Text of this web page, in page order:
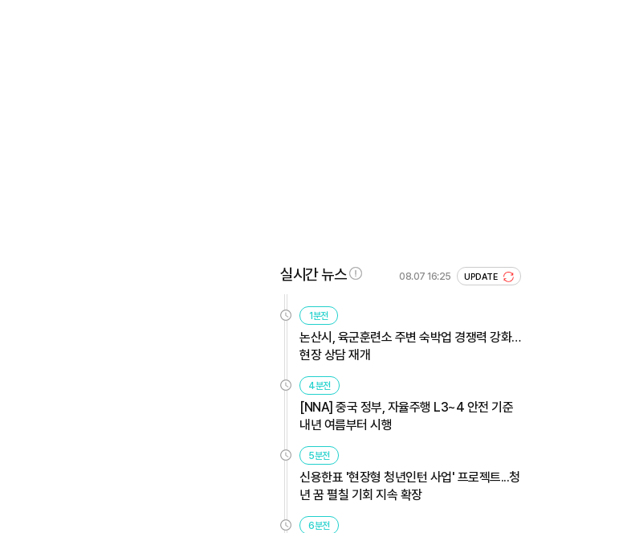
실시간 뉴스 08.07 16:25 UPDATE
1분전
논산시, 육군훈련소 주변 숙박업 경쟁력 강화…
현장 상담 재개
4분전
[NNA] 중국 정부, 자율주행 L3~4 안전 기준
내년 여름부터 시행
5분전
신용한표 '현장형 청년인턴 사업' 프로젝트...청
년 꿈 펼칠 기회 지속 확장
6분전